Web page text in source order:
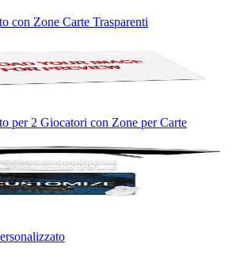
con Zone Carte Trasparenti
per 2 Giocatori con Zone per Carte